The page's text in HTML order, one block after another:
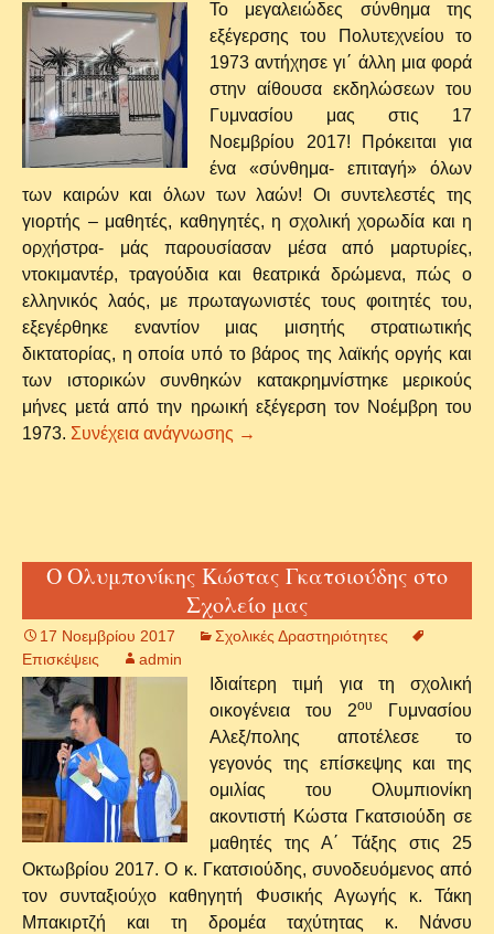
Το μεγαλειώδες σύνθημα της
εξέγερσης του Πολυτεχνείου το
1973 αντήχησε γι΄ άλλη μια φορά
στην αίθουσα εκδηλώσεων του
Γυμνασίου μας στις 17
Νοεμβρίου 2017! Πρόκειται για
ένα «σύνθημα- επιταγή» όλων
των καιρών και όλων των λαών! Οι συντελεστές της
γιορτής – μαθητές, καθηγητές, η σχολική χορωδία και η
ορχήστρα- μάς παρουσίασαν μέσα από μαρτυρίες,
ντοκιμαντέρ, τραγούδια και θεατρικά δρώμενα, πώς ο
ελληνικός λαός, με πρωταγωνιστές τους φοιτητές του,
εξεγέρθηκε εναντίον μιας μισητής στρατιωτικής
δικτατορίας, η οποία υπό το βάρος της λαϊκής οργής και
των ιστορικών συνθηκών κατακρημνίστηκε μερικούς
μήνες μετά από την ηρωική εξέγερση τον Νοέμβρη του
1973. Συνέχεια ανάγνωσης «ΨΩΜΙ – ΠΑΙΔΕΙΑ –
→
Ο Ολυμπονίκης Κώστας Γκατσιούδης στο
Σχολείο μας
17 Νοεμβρίου 2017
Σχολικές Δραστηριότητες
Επισκέψεις
admin
Ιδιαίτερη τιμή για τη σχολική
οικογένεια του 2ου
Γυμνασίου
Αλεξ/πολης αποτέλεσε το
γεγονός της επίσκεψης και της
ομιλίας του Ολυμπιονίκη
ακοντιστή Κώστα Γκατσιούδη σε
μαθητές της Α΄ Τάξης στις 25
Οκτωβρίου 2017. Ο κ. Γκατσιούδης, συνοδευόμενος από
τον συνταξιούχο καθηγητή Φυσικής Αγωγής κ. Τάκη
Μπακιρτζή και τη δρομέα ταχύτητας κ. Νάνσυ